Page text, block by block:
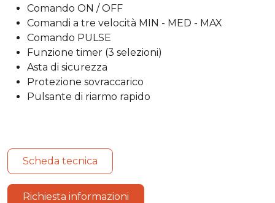
Comando ON / OFF
Comandi a tre velocità MIN - MED - MAX
Comando PULSE
Funzione timer (3 selezioni)
Asta di sicurezza
Protezione sovraccarico
Pulsante di riarmo rapido
Scheda tecnica
Richiesta informazioni